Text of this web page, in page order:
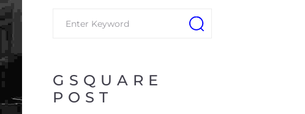
GSQUARE
POST